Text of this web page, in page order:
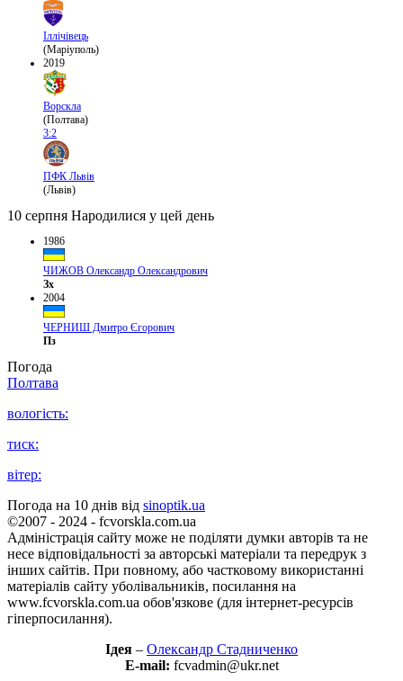
Іллічівець
(Маріуполь)
2019
Ворскла
(Полтава)
3:2
ПФК Львів
(Львів)
10 серпня Народилися у цей день
1986
ЧИЖОВ Олександр Олександрович
Зх
2004
ЧЕРНИШ Дмитро Єгорович
Пз
Погода
Полтава
вологість:
тиск:
вітер:
Погода на 10 днів від sinoptik.ua
©2007 - 2024 - fcvorskla.com.ua
Адміністрація сайту може не поділяти думки авторів та не
несе відповідальності за авторські матеріали та передрук з
інших сайтів. При повному, або частковому використанні
матеріалів сайту уболівальників, посилання на
www.fcvorskla.com.ua обов'язкове (для інтернет-ресурсів
гіперпосилання).
Ідея – Олександр Стадниченко
E-mail: fcvadmin@ukr.net